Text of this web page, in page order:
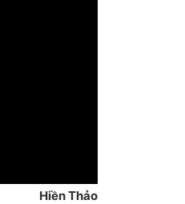
Hiền Thảo